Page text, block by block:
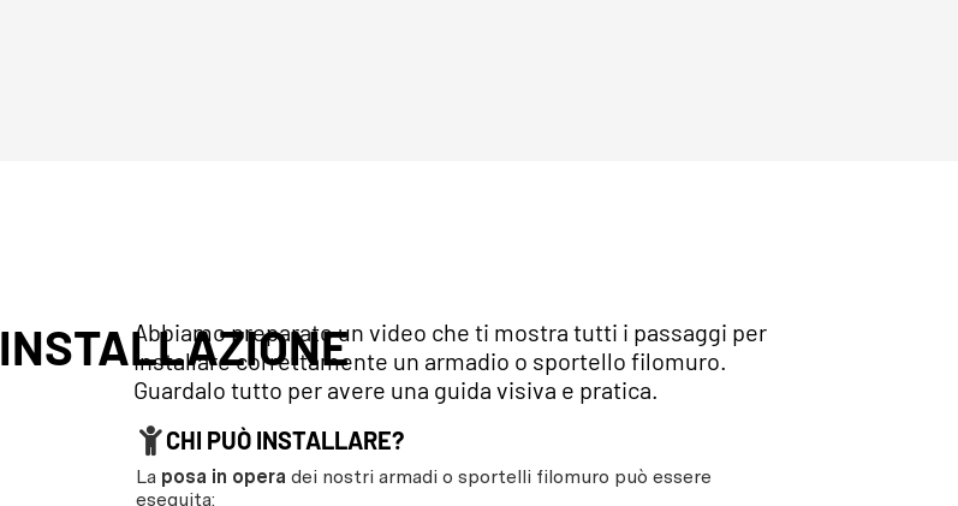
INSTALLAZIONE
Abbiamo preparato un video che ti mostra tutti i passaggi per
installare correttamente un armadio o sportello filomuro.
Guardalo tutto per avere una guida visiva e pratica.
CHI PUÒ INSTALLARE?
La posa in opera dei nostri armadi o sportelli filomuro può essere
eseguita: